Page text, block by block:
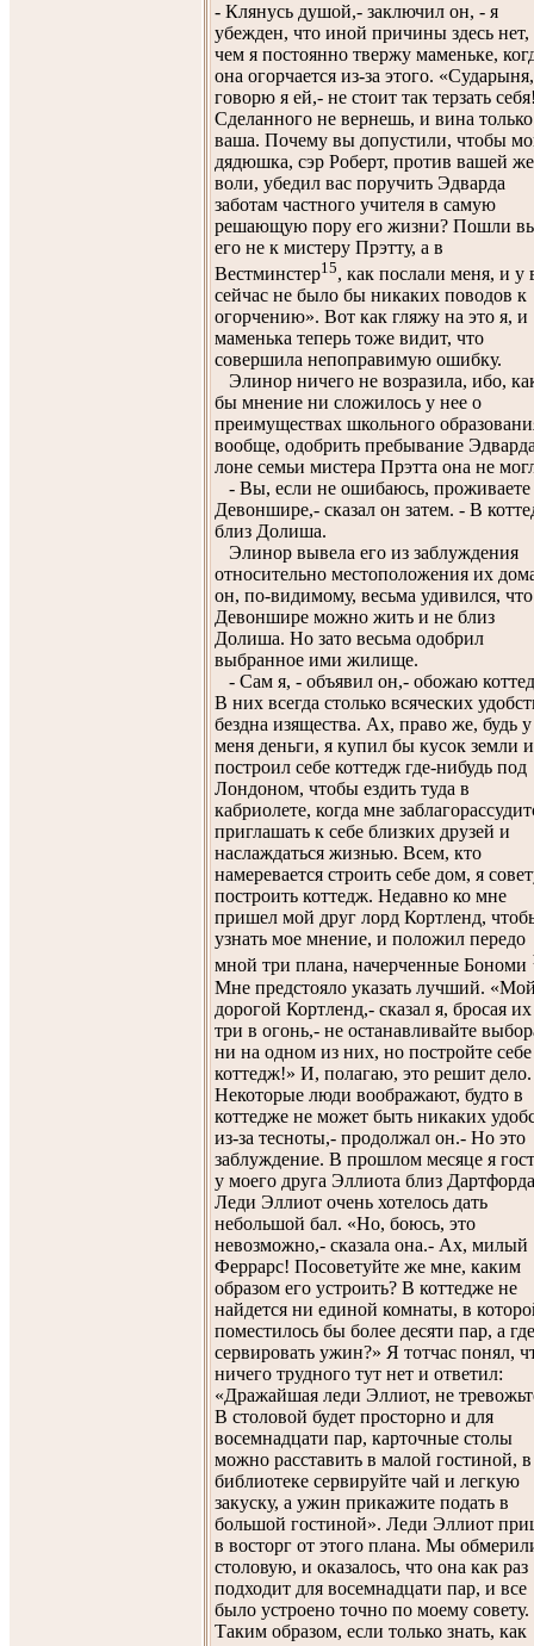
- Клянусь душой,- заключил он, - я
убежден, что иной причины здесь нет,
чем я постоянно твержу маменьке,
она огорчается из-за этого.
говорю я ей,- не стоит так терзать
Сделанного не вернешь, и вина только
ваша. Почему вы допустили, чтобы
дядюшка, сэр Роберт, против вашей же
воли, убедил вас поручить Эдварда
заботам частного учителя в самую
решающую пору его жизни? Пошли
его не к мистеру Прэтту, а в
Вестминстер15, как послали меня, и у
сейчас не было бы никаких поводов к
огорчению». Вот как гляжу на это я, и
маменька теперь тоже видит, что
совершила непоправимую ошибку.
Элинор ничего не возразила, ибо,
бы мнение ни сложилось у нее о
преимуществах школьного
вообще, одобрить пребывание
лоне семьи мистера Прэтта она не
- Вы, если не ошибаюсь, проживаете
Девоншире,- сказал он затем. - В
близ Долиша.
Элинор вывела его из заблуждения
относительно местоположения их
он, по-видимому, весьма удивился,
Девоншире можно жить и не близ
Долиша. Но зато весьма одобрил
выбранное ими жилище.
- Сам я, - объявил он,- обожаю
В них всегда столько всяческих
бездна изящества. Ах, право же, будь у
меня деньги, я купил бы кусок земли и
построил себе коттедж где-нибудь под
Лондоном, чтобы ездить туда в
кабриолете, когда мне
приглашать к себе близких друзей и
наслаждаться жизнью. Всем, кто
намеревается строить себе дом, я
построить коттедж. Недавно ко мне
пришел мой друг лорд Кортленд,
узнать мое мнение, и положил передо
мной три плана, начерченные Бономи
Мне предстояло указать лучший.
дорогой Кортленд,- сказал я, бросая их
три в огонь,- не останавливайте
ни на одном из них, но постройте себе
коттедж!» И, полагаю, это решит дело.
Некоторые люди воображают, будто в
коттедже не может быть никаких
из-за тесноты,- продолжал он.- Но это
заблуждение. В прошлом месяце я
у моего друга Эллиота близ
Леди Эллиот очень хотелось дать
небольшой бал. «Но, боюсь, это
невозможно,- сказала она.- Ах, милый
Феррарс! Посоветуйте же мне, каким
образом его устроить? В коттедже не
найдется ни единой комнаты, в
поместилось бы более десяти пар, а где
сервировать ужин?» Я тотчас понял,
ничего трудного тут нет и ответил:
«Дражайшая леди Эллиот, не
В столовой будет просторно и для
восемнадцати пар, карточные столы
можно расставить в малой гостиной, в
библиотеке сервируйте чай и легкую
закуску, а ужин прикажите подать в
большой гостиной». Леди Эллиот
в восторг от этого плана. Мы
столовую, и оказалось, что она как раз
подходит для восемнадцати пар, и все
было устроено точно по моему совету.
Таким образом, если только знать, как